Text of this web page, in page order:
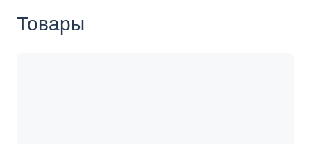
Товары